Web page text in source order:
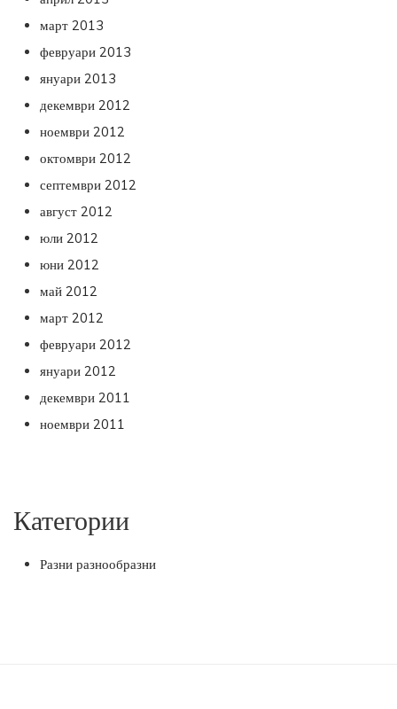
март 2013
февруари 2013
януари 2013
декември 2012
ноември 2012
октомври 2012
септември 2012
август 2012
юли 2012
юни 2012
май 2012
март 2012
февруари 2012
януари 2012
декември 2011
ноември 2011
Категории
Разни разнообразни